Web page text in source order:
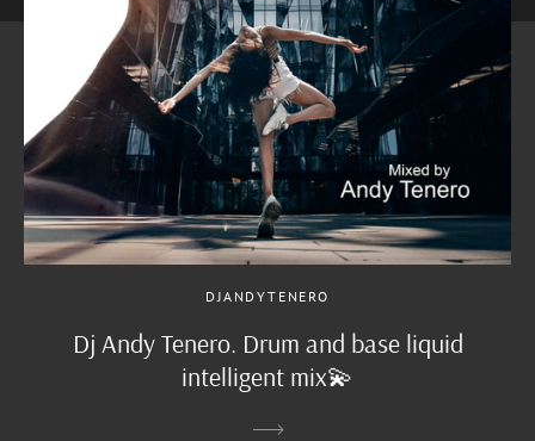
DJANDYTENERO
Dj Andy Tenero. Drum and base liquid
intelligent mix💫